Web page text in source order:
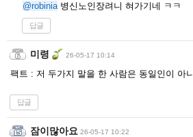
@robinia병신노인장려니 혀가기네 ㅋㅋ
답글
미령 26-05-17 10:14
팩트 : 저 두가지 말을 한 사람은 동일인이 아
답글
잠이많아요 26-05-17 10:22